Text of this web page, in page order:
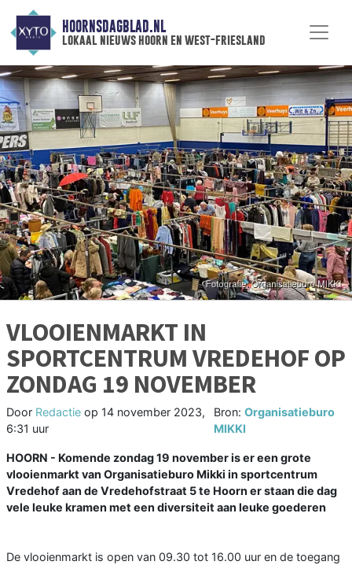
HOORNSDAGBLAD.NL
lokaal nieuws hoorn en west-friesland
VLOOIENMARKT IN
SPORTCENTRUM VREDEHOF OP
ZONDAG 19 NOVEMBER
Door Redactie op 14 november 2023,
6:31 uur
Bron: Organisatieburo
MIKKI
HOORN - Komende zondag 19 november is er een grote
vlooienmarkt van Organisatieburo Mikki in sportcentrum
Vredehof aan de Vredehofstraat 5 te Hoorn er staan die dag
vele leuke kramen met een diversiteit aan leuke goederen
De vlooienmarkt is open van 09.30 tot 16.00 uur en de toegang